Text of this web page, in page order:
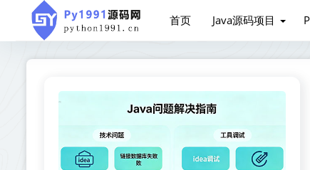
首页 Java源码项目